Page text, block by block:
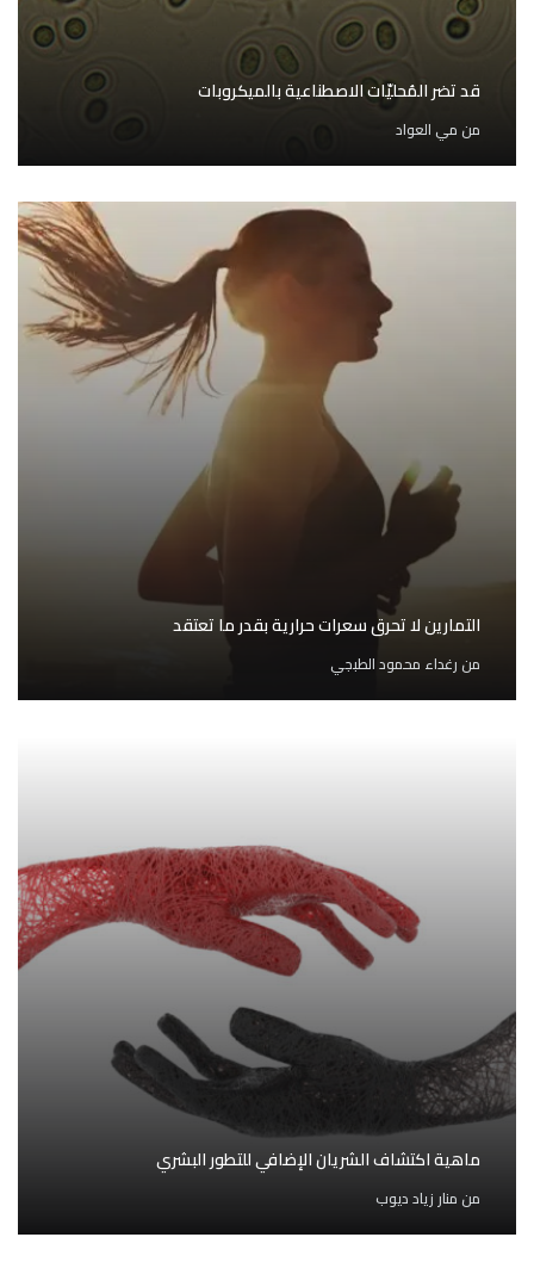
قد تضر المُحليّات الاصطناعية بالميكروبات
من مي العواد
التمارين لا تحرق سعرات حرارية بقدر ما تعتقد
من رغداء محمود الطبجي
ماهية اكتشاف الشريان الإضافي للتطور البشري
من منار زياد ديوب